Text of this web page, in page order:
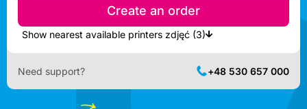
Create an order
Show nearest available printers zdjęć (3)
Need support? +48 530 657 000